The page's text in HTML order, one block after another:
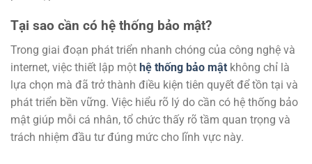
Tại sao cần có hệ thống bảo mật?
Trong giai đoạn phát triển nhanh chóng của công nghệ và
internet, việc thiết lập một hệ thống bảo mật không chỉ là
lựa chọn mà đã trở thành điều kiện tiên quyết để tồn tại và
phát triển bền vững. Việc hiểu rõ lý do cần có hệ thống bảo
mật giúp mỗi cá nhân, tổ chức thấy rõ tầm quan trọng và
trách nhiệm đầu tư đúng mức cho lĩnh vực này.